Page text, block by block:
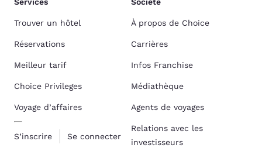
Trouver un hôtel
Réservations
Meilleur tarif
Choice Privileges
Voyage d’affaires
S’inscrire Se connecter
À propos de Choice
Carrières
Infos Franchise
Médiathèque
Agents de voyages
Relations avec les
investisseurs